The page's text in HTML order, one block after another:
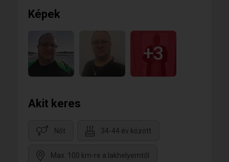
Képek
+3
Akit keres
Nőt 34-44 év között
Max. 100 km-re a lakhelyemtől